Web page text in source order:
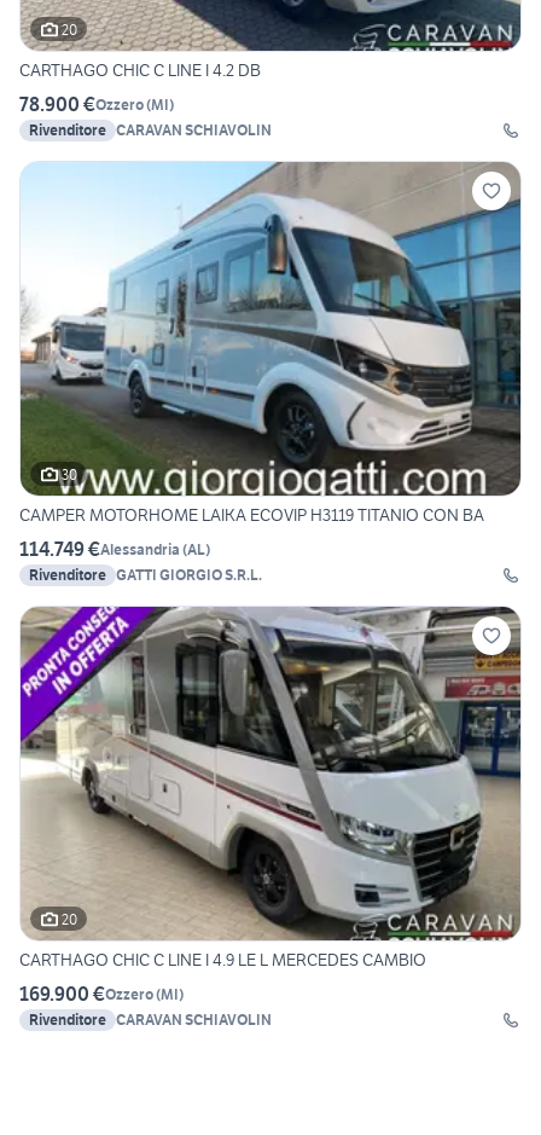
20
CARTHAGO CHIC C LINE I 4.2 DB
78.900 €Ozzero(MI)
Rivenditore CARAVAN SCHIAVOLIN
30
CAMPER MOTORHOME LAIKA ECOVIP H3119 TITANIO CON BA
114.749 €Alessandria (AL)
Rivenditore GATTI GIORGIO S.R.L.
20
CARTHAGO CHIC C LINE I 4.9 LE L MERCEDES CAMBIO
169.900 €Ozzero(MI)
Rivenditore CARAVAN SCHIAVOLIN